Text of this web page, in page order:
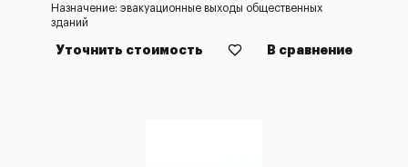
Назначение: эвакуационные выходы общественных
зданий
Уточнить стоимость В сравнение